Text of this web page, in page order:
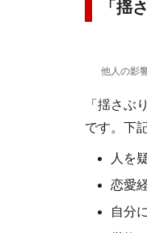
「揺
他人の影
「揺さぶ
です。下
人を
恋愛
自分